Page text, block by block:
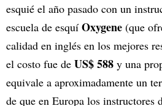
esquié el año pasado con un
escuela de esquí Oxygene (que
calidad en inglés en los mejores
el costo fue de US$ 588 y una
equivale a aproximadamente un
de que en Europa los instructores